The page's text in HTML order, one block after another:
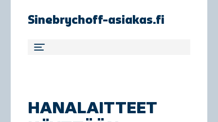
Sinebrychoff-asiakas.fi
HANALAITTEET